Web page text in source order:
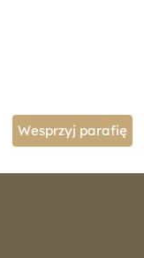
Wesprzyj parafię